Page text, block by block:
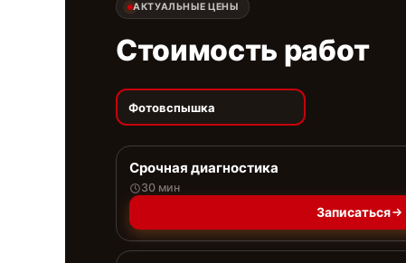
АКТУАЛЬНЫЕ ЦЕНЫ
Стоимость работ
Фотовспышка
Срочная диагностика
30 мин
Записаться